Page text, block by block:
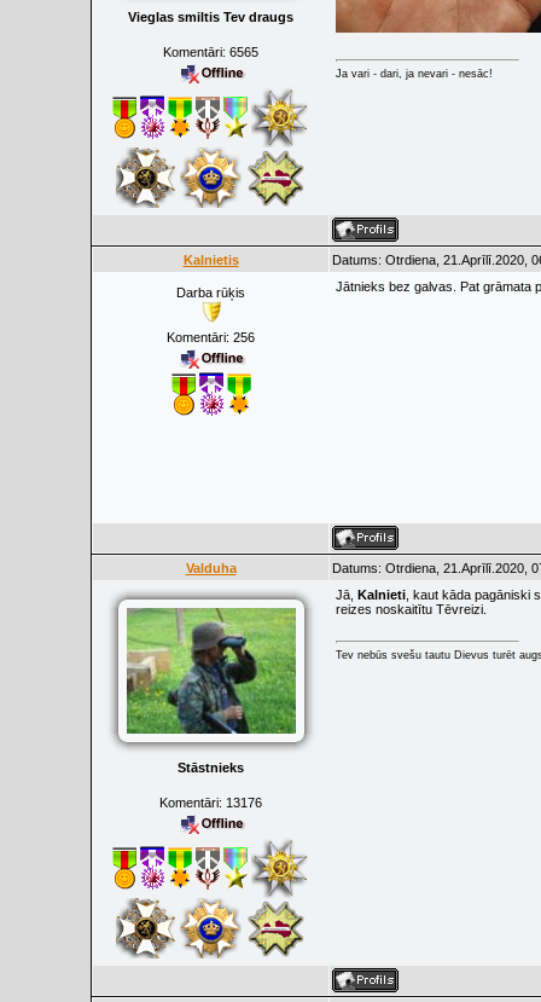
Vieglas smiltis Tev draugs
Komentāri: 6565
Ja vari - dari, ja nevari - nesāc!
Kalnietis Datums: Otrdiena, 21.Aprīlī.2020,
Darba rūķis
Komentāri: 256
Jātnieks bez galvas. Pat grāmata
Valduha Datums: Otrdiena, 21.Aprīlī.2020,
Stāstnieks
Komentāri: 13176
Jā, Kalnieti , kaut kāda
reizes noskaitītu Tēvreizi.
Tev nebūs svešu tautu Dievus turēt